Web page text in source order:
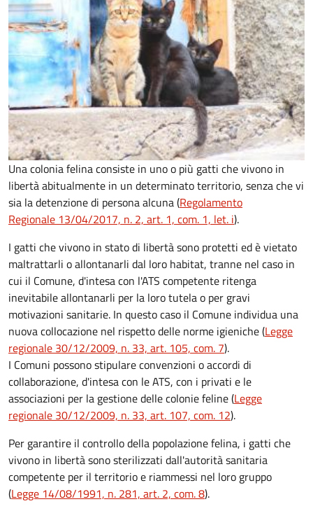
Una colonia felina consiste in uno o più gatti che vivono in
libertà abitualmente in un determinato territorio, senza che vi
sia la detenzione di persona alcuna (Regolamento
Regionale 13/04/2017, n. 2, art. 1, com. 1, let. i).
I gatti che vivono in stato di libertà sono protetti ed è vietato
maltrattarli o allontanarli dal loro habitat, tranne nel caso in
cui il Comune, d'intesa con l'ATS competente ritenga
inevitabile allontanarli per la loro tutela o per gravi
motivazioni sanitarie. In questo caso il Comune individua una
nuova collocazione nel rispetto delle norme igieniche (Legge
regionale 30/12/2009, n. 33, art. 105, com. 7).
I Comuni possono stipulare convenzioni o accordi di
collaborazione, d'intesa con le ATS, con i privati e le
associazioni per la gestione delle colonie feline (Legge
regionale 30/12/2009, n. 33, art. 107, com. 12).
Per garantire il controllo della popolazione felina, i gatti che
vivono in libertà sono sterilizzati dall'autorità sanitaria
competente per il territorio e riammessi nel loro gruppo
(Legge 14/08/1991, n. 281, art. 2, com. 8).